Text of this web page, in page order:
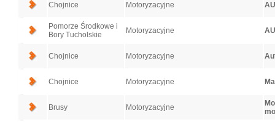
Chojnice Motoryzacyjne
Pomorze Środkowe i
Bory Tucholskie
Motoryzacyjne
Chojnice Motoryzacyjne
Chojnice Motoryzacyjne
Brusy Motoryzacyjne